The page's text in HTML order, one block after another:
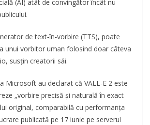
(AI) atât de convingător încât nu
de text-în-vorbire (TTS), poate
unui vorbitor uman folosind doar câteva
susțin creatorii săi.
Microsoft au declarat că VALL-E 2 este
„vorbire precisă și naturală în exact
original, comparabilă cu performanța
publicată pe 17 iunie pe serverul